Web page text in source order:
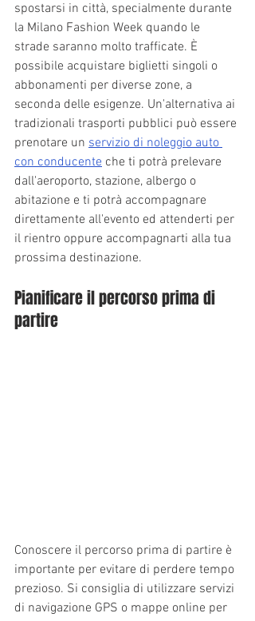
spostarsi in città, specialmente durante
la Milano Fashion Week quando le
strade saranno molto trafficate. È
possibile acquistare biglietti singoli o
abbonamenti per diverse zone, a
seconda delle esigenze. Un'alternativa ai
tradizionali trasporti pubblici può essere
prenotare un servizio di noleggio auto
con conducente che ti potrà prelevare
dall'aeroporto, stazione, albergo o
abitazione e ti potrà accompagnare
direttamente all'evento ed attenderti per
il rientro oppure accompagnarti alla tua
prossima destinazione.
Pianificare il percorso prima di
partire
Conoscere il percorso prima di partire è
importante per evitare di perdere tempo
prezioso. Si consiglia di utilizzare servizi
di navigazione GPS o mappe online per